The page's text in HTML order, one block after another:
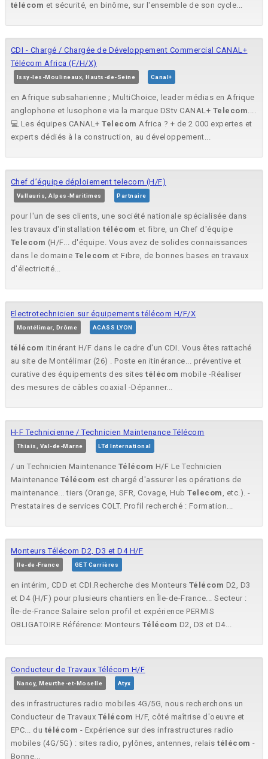
télécom et sécurité, en binôme, sur l'ensemble de son cycle...
CDI - Chargé / Chargée de Développement Commercial CANAL+
Télécom Africa (F/H/X)
Issy-les-Moulineaux, Hauts-de-Seine Canal+
en Afrique subsaharienne ; MultiChoice, leader médias en Afrique
anglophone et lusophone via la marque DStv CANAL+ Telecom....
💻 Les équipes CANAL+Telecom Africa ? + de 2 000 expertes et
experts dédiés à la construction, au développement...
Chef d’équipe déploiement telecom (H/F)
Vallauris, Alpes-Maritimes Partnaire
pour l'un de ses clients, une société nationale spécialisée dans
les travaux d'installationtélécom et fibre, un Chef d'équipe
Telecom (H/F... d'équipe. Vous avez de solides connaissances
dans le domaine Telecom et Fibre, de bonnes bases en travaux
d'électricité...
Electrotechnicien sur équipements télécom H/F/X
Montélimar, Drôme ACASS LYON
télécom itinérant H/F dans le cadre d'un CDI. Vous êtes rattaché
au site de Montélimar (26) . Poste en itinérance... préventive et
curative des équipements des sitestélécom mobile -Réaliser
des mesures de câbles coaxial -Dépanner...
H-F Technicienne / Technicien Maintenance Télécom
Thiais, Val-de-Marne LTd International
/ un Technicien Maintenance Télécom H/F Le Technicien
Maintenance Télécom est chargé d'assurer les opérations de
maintenance... tiers (Orange, SFR, Covage, HubTelecom, etc.). -
Prestataires de services COLT. Profil recherché : Formation...
Monteurs Télécom D2, D3 et D4 H/F
Ile-de-France GET Carrières
en intérim, CDD et CDI.Recherche des Monteurs Télécom D2, D3
et D4 (H/F) pour plusieurs chantiers en Île-de-France... Secteur :
Île-de-France Salaire selon profil et expérience PERMIS
OBLIGATOIRE Référence: Monteurs Télécom D2, D3 et D4...
Conducteur de Travaux Télécom H/F
Nancy, Meurthe-et-Moselle Atyx
des infrastructures radio mobiles 4G/5G, nous recherchons un
Conducteur de Travaux Télécom H/F, côté maîtrise d'oeuvre et
EPC... du télécom - Expérience sur des infrastructures radio
mobiles (4G/5G) : sites radio, pylônes, antennes, relaistélécom -
Bonne...